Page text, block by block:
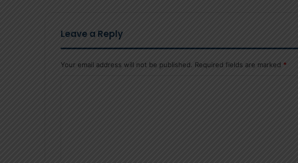
Leave a Reply
Your email address will not be published. Required fields are marked *